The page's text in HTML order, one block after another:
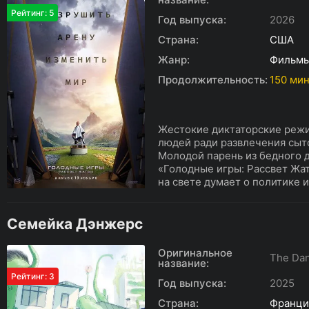
Рейтинг: 5
Год выпуска:
2026
Страна:
США
Жанр:
Продолжительность: 150
Жестокие диктаторские
людей ради развлечения
Молодой парень из бедного
«Голодные игры: Рассвет
на свете думает о политике
Семейка Дэнжерс
Рейтинг: 3
Оригинальное
название:
The
Год выпуска:
2025
Страна: